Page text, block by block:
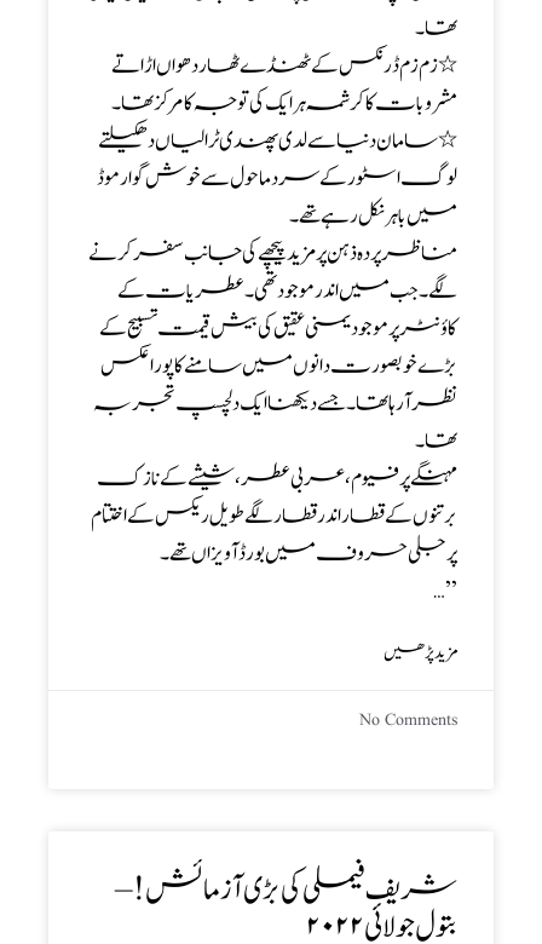
تھا۔
٭ زم زم ڈرنکس کے ٹھنڈے ٹھار دھواں اڑاتے
مشروبات کا کرشمہ ہر ایک کی توجہ کا مرکز تھا۔
٭ سامان دنیا سے لدی پھندی ٹرالیاں دھکیلتے
لوگ اسٹور کے سرد ماحول سے خوش گوار موڈ
میں باہر نکل رہے تھے۔
مناظر پردہ ذہن پرمزید پیچھے کی جانب سفر کرنے
لگے۔جب میں اندر موجود تھی۔ عطریات کے
کاؤنٹر پر موجود یمنی عقیق کی بیش قیمت تسبیح کے
بڑے خوبصورت دانوں میں سامنے کا پورا عکس
نظر آرہا تھا۔جسے دیکھنا ایک دلچسپ تجربہ
تھا ۔
مہنگے پرفیوم، عربی عطر، شیشے کے نازک
برتنوں کے قطار اندر قطار لگے طویل ریکس کے اختتام
پر جلی حروف میں بورڈ آویزاں تھے۔
’’…
مزید پڑھیں
No Comments
شریف فیملی کی بڑی آزمائش! –
بتول جولائی۲۰۲۲